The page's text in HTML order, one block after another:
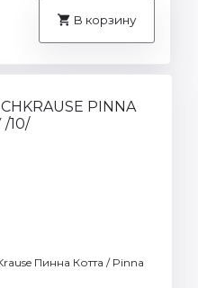
В корзину
Пинна Котта / Pinna